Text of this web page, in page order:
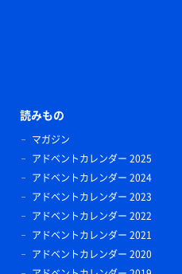
読みもの
マガジン
アドベントカレンダー 2025
アドベントカレンダー 2024
アドベントカレンダー 2023
アドベントカレンダー 2022
アドベントカレンダー 2021
アドベントカレンダー 2020